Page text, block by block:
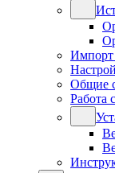
Импорт
Общие
Работа